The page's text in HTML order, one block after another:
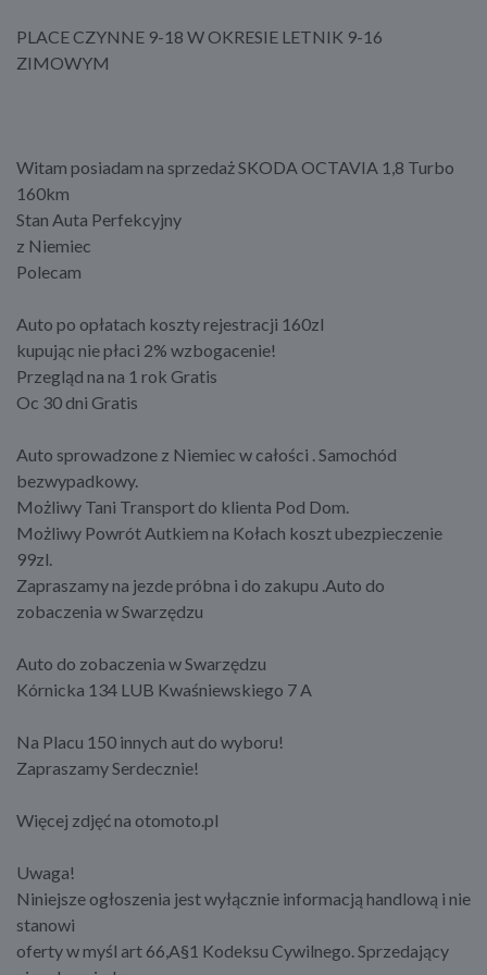
PLACE CZYNNE 9-18 W OKRESIE LETNIK 9-16
ZIMOWYM
Witam posiadam na sprzedaż SKODA OCTAVIA 1,8 Turbo
160km
Stan Auta Perfekcyjny
z Niemiec
Polecam
Auto po opłatach koszty rejestracji 160zl
kupując nie płaci 2% wzbogacenie!
Przegląd na na 1 rok Gratis
Oc 30 dni Gratis
Auto sprowadzone z Niemiec w całości . Samochód
bezwypadkowy.
Możliwy Tani Transport do klienta Pod Dom.
Możliwy Powrót Autkiem na Kołach koszt ubezpieczenie
99zl.
Zapraszamy na jezde próbna i do zakupu .Auto do
zobaczenia w Swarzędzu
Auto do zobaczenia w Swarzędzu
Kórnicka 134 LUB Kwaśniewskiego 7 A
Na Placu 150 innych aut do wyboru!
Zapraszamy Serdecznie!
Więcej zdjęć na otomoto.pl
Uwaga!
Niniejsze ogłoszenia jest wyłącznie informacją handlową i nie
stanowi
oferty w myśl art 66,A§1 Kodeksu Cywilnego. Sprzedający